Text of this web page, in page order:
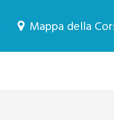
Mappa della